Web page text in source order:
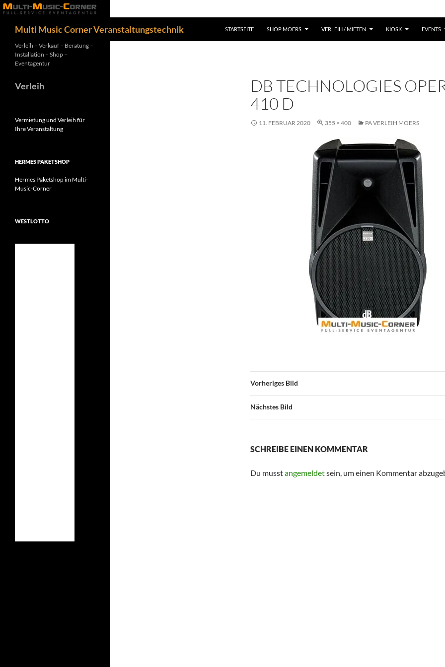
Zum
Inhalt
springenMulti Music Corner Veranstaltungstechnik STARTSEITE SHOP MOERS VERLEIH / MIETEN KIOSK EVENTS
DB TECHNOLOGIES
410 D
11. FEBRUAR 2020 355 × 400 PA VERLEIH MOERS
Vorheriges Bild
Nächstes Bild
SCHREIBE EINEN KOMMENTAR
Du musstangemeldetsein, um einen Kommentar
Verleih – Verkauf – Beratung –
Installation – Shop –
Eventagentur
Verleih
Vermietung und Verleih für
Ihre Veranstaltung
HERMES PAKETSHOP
Hermes Paketshop im Multi-
Music-Corner
WESTLOTTO